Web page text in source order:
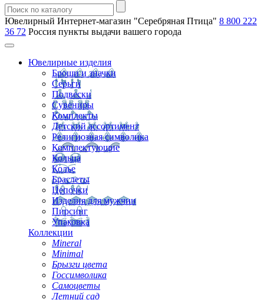
Ювелирный Интернет-магазин "Серебряная Птица" 8 800 222
36 72 Россия пункты выдачи вашего города
Ювелирные изделия
Броши и значки
Серьги
Подвески
Сувениры
Комплекты
Детский ассортимент
Религиозная символика
Комплектующие
Кольца
Колье
Браслеты
Цепочки
Изделия для мужчин
Пирсинг
Упаковка
Коллекции
Mineral
Minimal
Брызги цвета
Госсимволика
Самоцветы
Летний сад